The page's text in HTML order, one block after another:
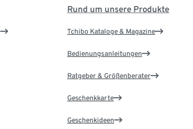
Rund um unsere Produkte
Tchibo Kataloge & Magazine
Bedienungsanleitungen
Ratgeber & Größenberater
Geschenkkarte
Geschenkideen